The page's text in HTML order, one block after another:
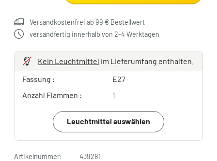
Versandkostenfrei ab 99 € Bestellwert
versandfertig innerhalb von 2-4 Werktagen
Kein Leuchtmittel im Lieferumfang enthalten.
Fassung :
E27
Anzahl Flammen :
1
Leuchtmittel auswählen
Artikelnummer:
439281